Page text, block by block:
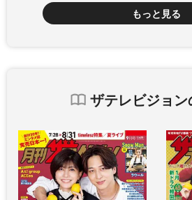
もっと見る
ザテレビジョ